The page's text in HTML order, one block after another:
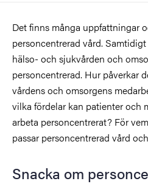
Det finns många uppfattningar
personcentrerad vård.
hälso- och sjukvården och
personcentrerad. Hur påverkar
vårdens och omsorgens
vilka fördelar kan patienter och
arbeta personcentrerat? För
passar personcentrerad vård
Snacka om